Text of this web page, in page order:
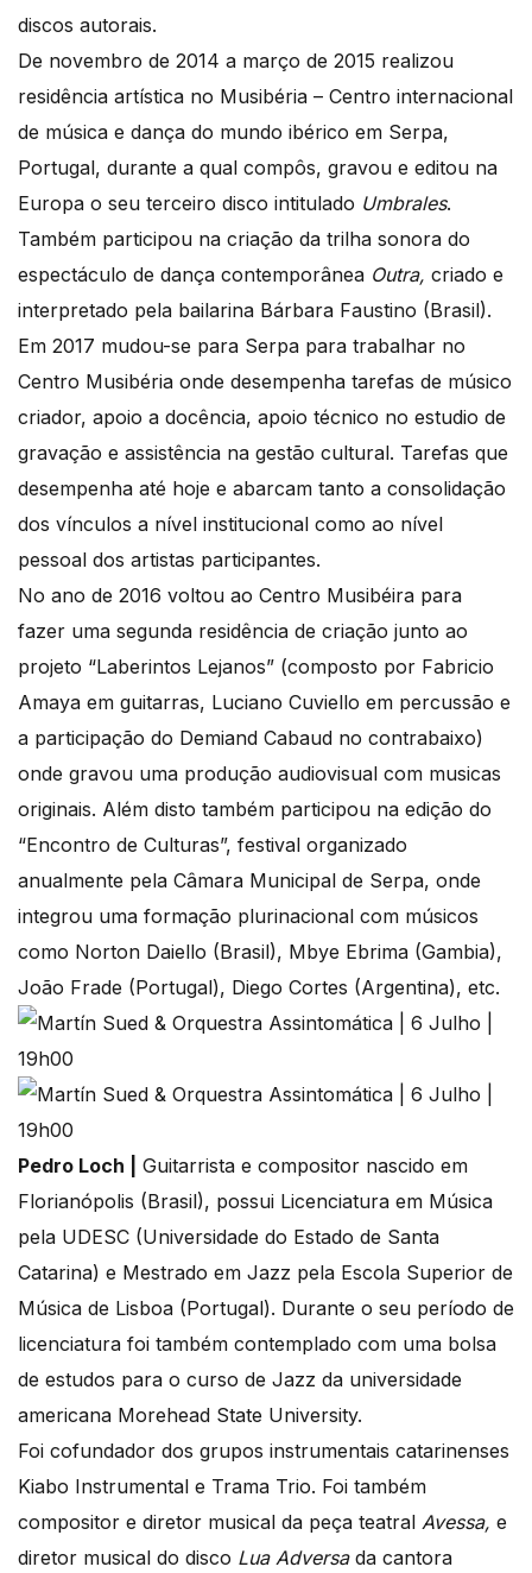
discos autorais.
De novembro de 2014 a março de 2015 realizou
residência artística no Musibéria – Centro internacional
de música e dança do mundo ibérico em Serpa,
Portugal, durante a qual compôs, gravou e editou na
Europa o seu terceiro disco intitulado Umbrales.
Também participou na criação da trilha sonora do
espectáculo de dança contemporânea Outra, criado e
interpretado pela bailarina Bárbara Faustino (Brasil).
Em 2017 mudou-se para Serpa para trabalhar no
Centro Musibéria onde desempenha tarefas de músico
criador, apoio a docência, apoio técnico no estudio de
gravação e assistência na gestão cultural. Tarefas que
desempenha até hoje e abarcam tanto a consolidação
dos vínculos a nível institucional como ao nível
pessoal dos artistas participantes.
No ano de 2016 voltou ao Centro Musibéira para
fazer uma segunda residência de criação junto ao
projeto “Laberintos Lejanos” (composto por Fabricio
Amaya em guitarras, Luciano Cuviello em percussão e
a participação do Demiand Cabaud no contrabaixo)
onde gravou uma produção audiovisual com musicas
originais. Além disto também participou na edição do
“Encontro de Culturas”, festival organizado
anualmente pela Câmara Municipal de Serpa, onde
integrou uma formação plurinacional com músicos
como Norton Daiello (Brasil), Mbye Ebrima (Gambia),
João Frade (Portugal), Diego Cortes (Argentina), etc.
Pedro Loch |
Guitarrista e compositor nascido em
Florianópolis (Brasil), possui Licenciatura em Música
pela UDESC (Universidade do Estado de Santa
Catarina) e Mestrado em Jazz pela Escola Superior de
Música de Lisboa (Portugal). Durante o seu período de
licenciatura foi também contemplado com uma bolsa
de estudos para o curso de Jazz da universidade
americana Morehead State University.
Foi cofundador dos grupos instrumentais catarinenses
Kiabo Instrumental e Trama Trio. Foi também
compositor e diretor musical da peça teatral Avessa, e
diretor musical do disco Lua Adversada cantora